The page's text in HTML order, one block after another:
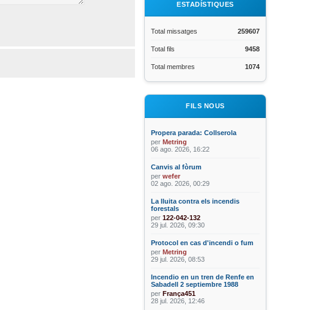
ESTADÍSTIQUES
Total missatges 259607
Total fils 9458
Total membres 1074
FILS NOUS
Propera parada: Collserola
per Metring
06 ago. 2026, 16:22
Canvis al fòrum
per wefer
02 ago. 2026, 00:29
La lluita contra els incendis
forestals
per 122-042-132
29 jul. 2026, 09:30
Protocol en cas d'incendi o fum
per Metring
29 jul. 2026, 08:53
Incendio en un tren de Renfe en
Sabadell 2 septiembre 1988
per França451
28 jul. 2026, 12:46